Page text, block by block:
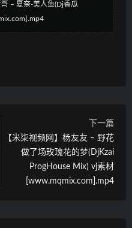
哥 – 夏奈-美人鱼(Dj香瓜
下一篇
【米柒视频网】杨友友 – 野花
做了场玫瑰花的梦(DjKzai
ProgHouse Mix) vj素材
[www.mqmix.com].mp4